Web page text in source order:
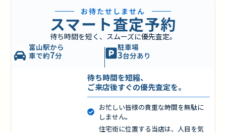
お待たせしません
スマート査定予約
待ち時間を短く、スムーズに優先査定。
富山駅から
車で約7分
駐車場
3台分あり
待ち時間を短縮、
ご来店後すぐの優先査定を。
お忙しい皆様の貴重な時間を無駄に
しません。
住宅街に位置する当店は、人目を気